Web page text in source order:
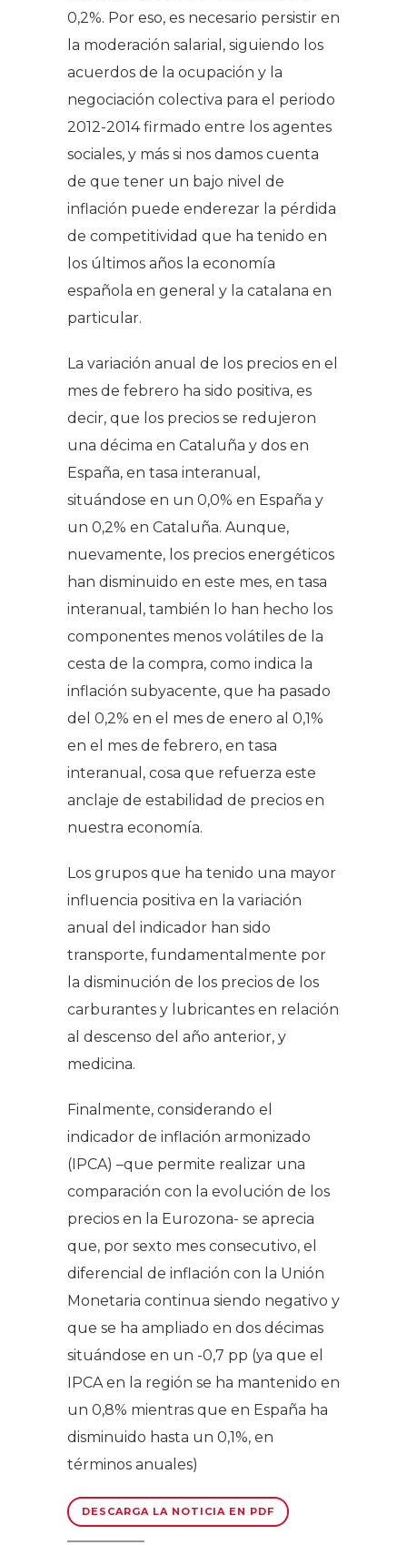
0,2%. Por eso, es necesario persistir en
la moderación salarial, siguiendo los
acuerdos de la ocupación y la
negociación colectiva para el periodo
2012-2014 firmado entre los agentes
sociales, y más si nos damos cuenta
de que tener un bajo nivel de
inflación puede enderezar la pérdida
de competitividad que ha tenido en
los últimos años la economía
española en general y la catalana en
particular.
La variación anual de los precios en el
mes de febrero ha sido positiva, es
decir, que los precios se redujeron
una décima en Cataluña y dos en
España, en tasa interanual,
situándose en un 0,0% en España y
un 0,2% en Cataluña. Aunque,
nuevamente, los precios energéticos
han disminuido en este mes, en tasa
interanual, también lo han hecho los
componentes menos volátiles de la
cesta de la compra, como indica la
inflación subyacente, que ha pasado
del 0,2% en el mes de enero al 0,1%
en el mes de febrero, en tasa
interanual, cosa que refuerza este
anclaje de estabilidad de precios en
nuestra economía.
Los grupos que ha tenido una mayor
influencia positiva en la variación
anual del indicador han sido
transporte, fundamentalmente por
la disminución de los precios de los
carburantes y lubricantes en relación
al descenso del año anterior, y
medicina.
Finalmente, considerando el
indicador de inflación armonizado
(IPCA) –que permite realizar una
comparación con la evolución de los
precios en la Eurozona- se aprecia
que, por sexto mes consecutivo, el
diferencial de inflación con la Unión
Monetaria continua siendo negativo y
que se ha ampliado en dos décimas
situándose en un -0,7 pp (ya que el
IPCA en la región se ha mantenido en
un 0,8% mientras que en España ha
disminuido hasta un 0,1%, en
términos anuales)
DESCARGA LA NOTICIA EN PDF